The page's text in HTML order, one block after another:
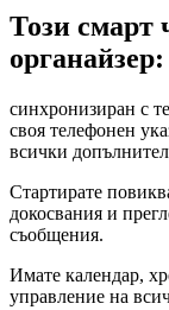
Този смарт
органайзер:
синхронизиран с
своя телефонен
всички
Стартирате
докосвания и
съобщения.
Имате календар,
управление на